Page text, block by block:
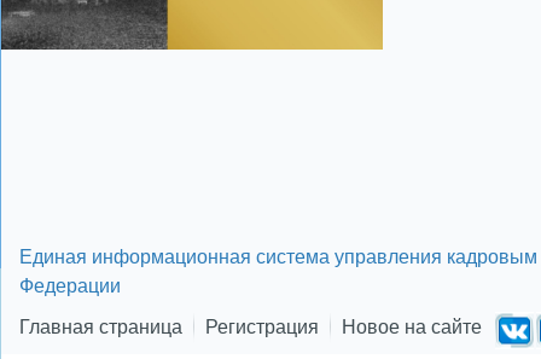
Единая информационная система управления кадровым
Федерации
Главная страница
Регистрация Новое на сайте